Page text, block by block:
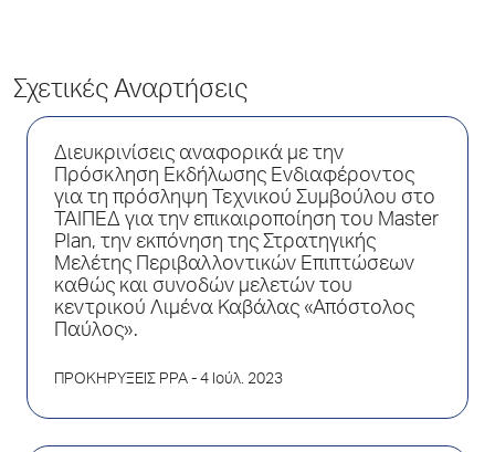
Σχετικές Αναρτήσεις
Διευκρινίσεις αναφορικά με την
Πρόσκληση Εκδήλωσης Ενδιαφέροντος
για τη πρόσληψη Τεχνικού Συμβούλου στο
ΤΑΙΠΕΔ για την επικαιροποίηση του Master
Plan, την εκπόνηση της Στρατηγικής
Μελέτης Περιβαλλοντικών Επιπτώσεων
καθώς και συνοδών μελετών του
κεντρικού Λιμένα Καβάλας «Απόστολος
Παύλος».
ΠΡΟΚΗΡΥΞΕΙΣ PPA - 4 Ιούλ. 2023